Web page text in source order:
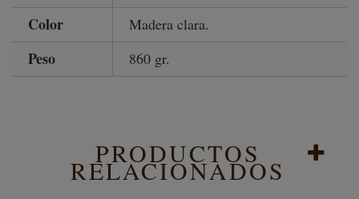
Color Madera clara.
Peso 860 gr.
PRODUCTOS
RELACIONADOS